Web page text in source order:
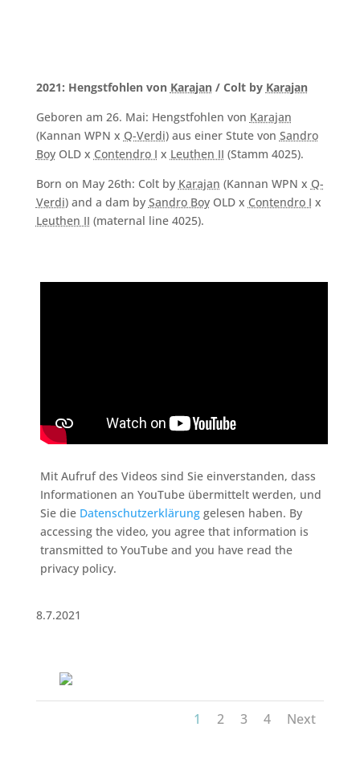
2021: Hengstfohlen von Karajan/ Colt by Karajan
Geboren am 26. Mai: Hengstfohlen von Karajan
(Kannan WPN x Q-Verdi) aus einer Stute von Sandro
BoyOLD x Contendro I x Leuthen II (Stamm 4025).
Born on May 26th: Colt by Karajan (Kannan WPN x Q-
Verdi) and a dam by Sandro BoyOLD x Contendro I x
Leuthen II (maternal line 4025).
Mit Aufruf des Videos sind Sie einverstanden, dass
Informationen an YouTube übermittelt werden, und
Sie die Datenschutzerklärunggelesen haben. By
accessing the video, you agree that information is
transmitted to YouTube and you have read the
privacy policy.
8.7.2021
1 2 3 4 Next